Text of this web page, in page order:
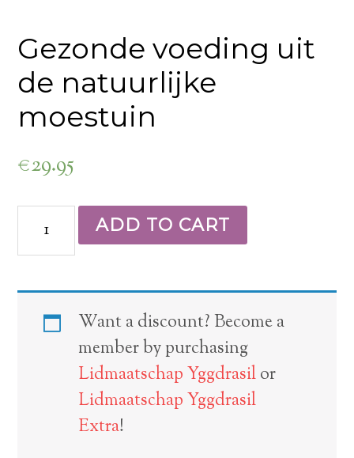
Gezonde voeding uit
de natuurlijke
moestuin
€29.95
ADD TO CART
Want a discount? Become a
member by purchasing
Lidmaatschap Yggdrasilor
Lidmaatschap Yggdrasil
Extra!